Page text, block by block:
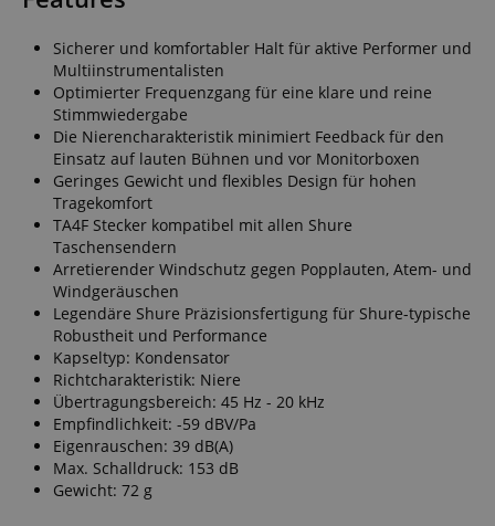
Sicherer und komfortabler Halt für aktive Performer und
Multiinstrumentalisten
Optimierter Frequenzgang für eine klare und reine
Stimmwiedergabe
Die Nierencharakteristik minimiert Feedback für den
Einsatz auf lauten Bühnen und vor Monitorboxen
Geringes Gewicht und flexibles Design für hohen
Tragekomfort
TA4F Stecker kompatibel mit allen Shure
Taschensendern
Arretierender Windschutz gegen Popplauten, Atem- und
Windgeräuschen
Legendäre Shure Präzisionsfertigung für Shure-typische
Robustheit und Performance
Kapseltyp: Kondensator
Richtcharakteristik: Niere
Übertragungsbereich: 45 Hz - 20 kHz
Empfindlichkeit: -59 dBV/Pa
Eigenrauschen: 39 dB(A)
Max. Schalldruck: 153 dB
Gewicht: 72 g